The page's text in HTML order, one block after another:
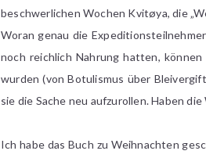
beschwerlichen Wochen Kvitøya, die
Woran genau die
noch reichlich Nahrung hatten,
wurden (von Botulismus über
sie die Sache neu aufzurollen. Haben
Ich habe das Buch zu Weihnachten